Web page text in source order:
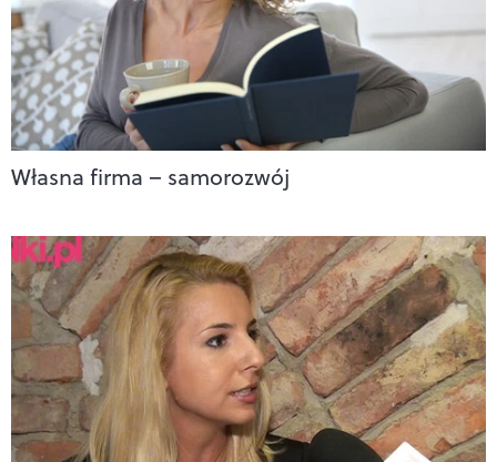
Własna firma – samorozwój